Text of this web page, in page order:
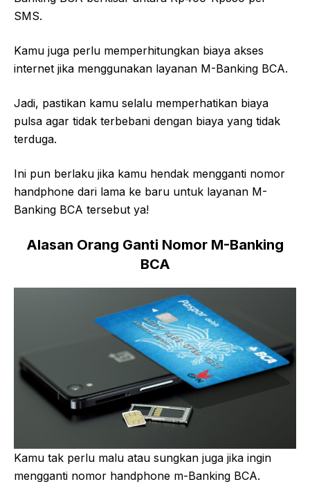
SMS.
Kamu juga perlu memperhitungkan biaya akses
internet jika menggunakan layanan M-Banking BCA.
Jadi, pastikan kamu selalu memperhatikan biaya
pulsa agar tidak terbebani dengan biaya yang tidak
terduga.
Ini pun berlaku jika kamu hendak mengganti nomor
handphone dari lama ke baru untuk layanan M-
Banking BCA tersebut ya!
Alasan Orang Ganti Nomor M-Banking
BCA
Kamu tak perlu malu atau sungkan juga jika ingin
mengganti nomor handphone m-Banking BCA.